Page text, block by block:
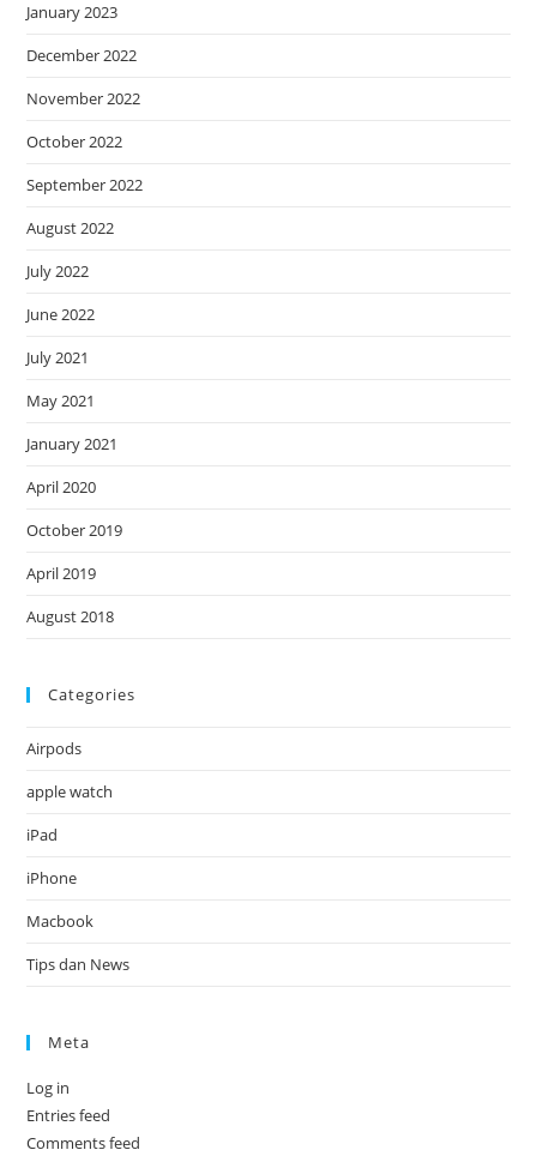
January 2023
December 2022
November 2022
October 2022
September 2022
August 2022
July 2022
June 2022
July 2021
May 2021
January 2021
April 2020
October 2019
April 2019
August 2018
Categories
Airpods
apple watch
iPad
iPhone
Macbook
Tips dan News
Meta
Log in
Entries feed
Comments feed